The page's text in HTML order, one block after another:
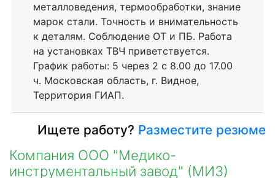
металловедения, термообработки, знание
марок стали. Точность и внимательность
к деталям. Соблюдение ОТ и ПБ. Работа
на установках ТВЧ приветствуется.
График работы: 5 через 2 с 8.00 до 17.00
ч. Московская область, г. Видное,
Территория ГИАП.
Ищете работу? Разместите резюме
Компания ООО "Медико-
инструментальный завод" (МИЗ)